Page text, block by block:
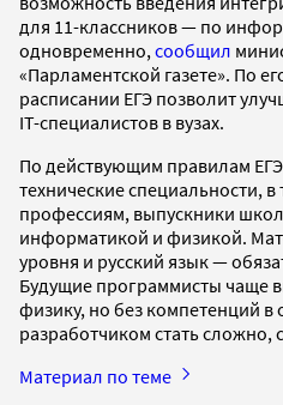
для 11-классников — по
одновременно, сообщил
«Парламентской газете». По
расписании ЕГЭ позволит
IT-специалистов в вузах.
По действующим правилам
технические специальности,
профессиям, выпускники
информатикой и физикой.
уровня и русский язык —
Будущие программисты чаще
физику, но без компетенций
разработчиком стать
Материал по теме